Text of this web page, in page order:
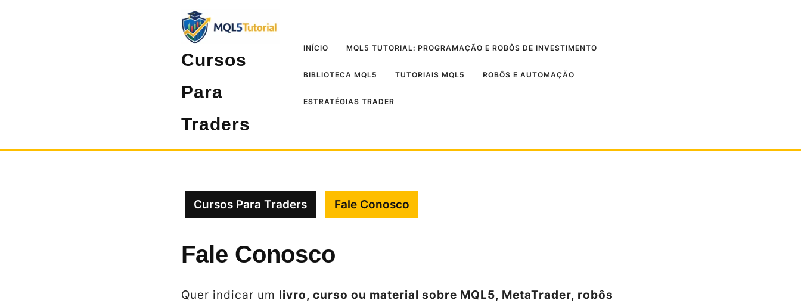
Cursos
Para
Traders
INÍCIO MQL5 TUTORIAL: PROGRAMAÇÃO E ROBÔS DE INVESTIMENTO
BIBLIOTECA MQL5 TUTORIAIS MQL5 ROBÔS E AUTOMAÇÃO
ESTRATÉGIAS TRADER
Cursos Para Traders Fale Conosco
Fale Conosco
Quer indicar um livro, curso ou material sobre MQL5, MetaTrader, robôs